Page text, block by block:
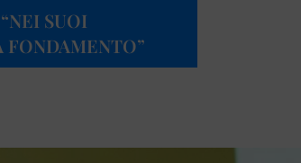
SUOI
FONDAMENTO”